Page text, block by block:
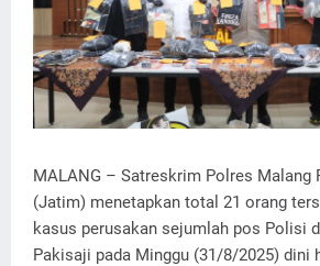
MALANG – Satreskrim Polres Malang
(Jatim) menetapkan total 21 orang
kasus perusakan sejumlah pos Polisi
Pakisaji pada Minggu (31/8/2025) dini